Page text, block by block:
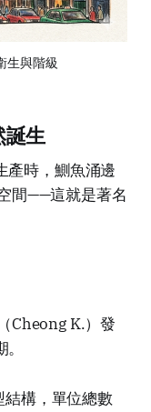
生與階級
生
產時，鰂魚涌邊
間——這就是著名
Cheong K.）發
結構，單位總數